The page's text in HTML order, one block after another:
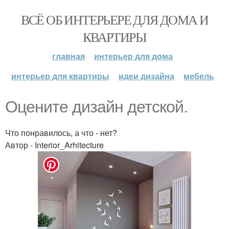
ВСЁ ОБ ИНТЕРЬЕРЕ ДЛЯ ДОМА И
КВАРТИРЫ
главная
интерьер для дома
интерьер для квартиры
идеи дизайна мебель
Оцените дизайн детской.
Что понравилось, а что - нет?
Автор - Interior_Arhitecture